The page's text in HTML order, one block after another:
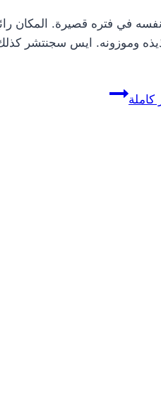
في فتره قصيرة. المكان
وموزونه. ايس سجنتشر
كاملة